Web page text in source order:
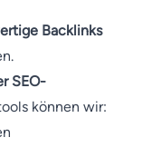
Backlinks
SEO-
können wir: